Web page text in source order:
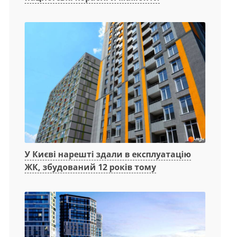
У Києві нарешті здали в експлуатацію
ЖК, збудований 12 років тому